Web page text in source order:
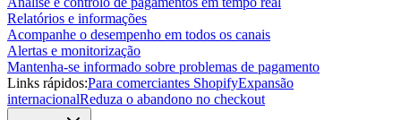
Relatórios e informações
Acompanhe o desempenho em todos os canais
Alertas e monitorização
Mantenha-se informado sobre problemas de pagamento
Links rápidos:Para comerciantes ShopifyExpansão
internacionalReduza o abandono no checkout